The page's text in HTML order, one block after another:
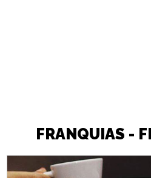
FRANQUIAS -